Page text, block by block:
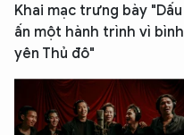
Khai mạc trưng bày "Dấu
ấn một hành trình vì bình
yên Thủ đô"